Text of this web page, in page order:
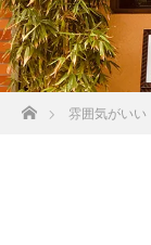
ホーム雰囲気がいい